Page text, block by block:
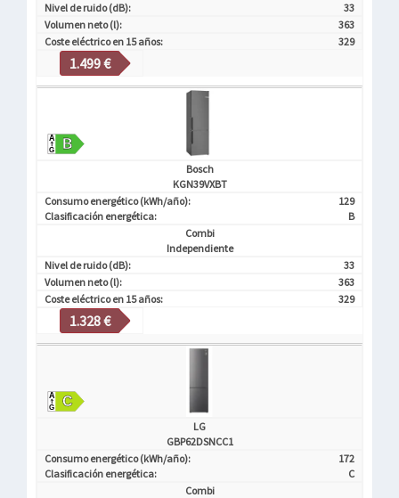
Nivel de ruido (dB):
33
Volumen neto (l):
363
Coste eléctrico en 15 años:
329
1.499 €
Bosch
KGN39VXBT
Consumo energético (kWh/año):
129
Clasificación energética:
B
Combi
Independiente
Nivel de ruido (dB):
33
Volumen neto (l):
363
Coste eléctrico en 15 años:
329
1.328 €
LG
GBP62DSNCC1
Consumo energético (kWh/año):
172
Clasificación energética:
C
Combi